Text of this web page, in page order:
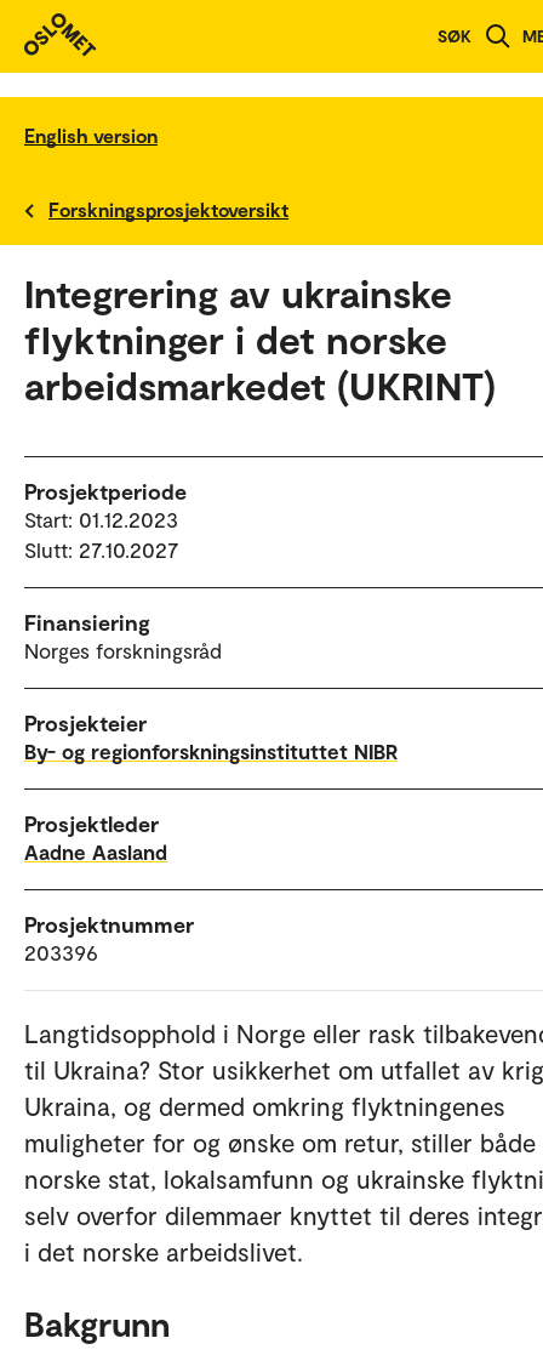
SØK
English version
Forskningsprosjektoversikt
Integrering av ukrainske
flyktninger i det norske
arbeidsmarkedet (UKRINT)
Prosjektperiode
Start: 01.12.2023
Slutt: 27.10.2027
Finansiering
Norges forskningsråd
Prosjekteier
By- og regionforskningsinstituttet NIBR
Prosjektleder
Aadne Aasland
Prosjektnummer
203396
Langtidsopphold i Norge eller rask
til Ukraina? Stor usikkerhet om utfallet av
Ukraina, og dermed omkring flyktningenes
muligheter for og ønske om retur, stiller både
norske stat, lokalsamfunn og ukrainske
selv overfor dilemmaer knyttet til deres
i det norske arbeidslivet.
Bakgrunn